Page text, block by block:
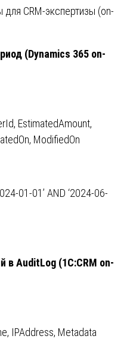
для CRM-экспертизы (on-
(Dynamics 365 on-
EstimatedAmount,
ModifiedOn
01-01’ AND ‘2024-06-
вAuditLog (1С:CRM on-
IPAddress, Metadata